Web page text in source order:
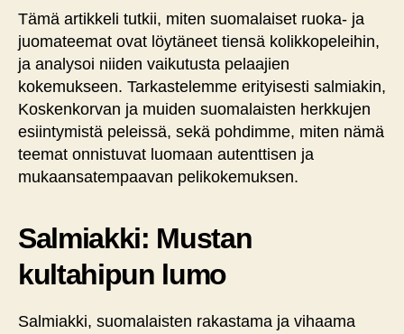
Tämä artikkeli tutkii, miten suomalaiset ruoka- ja
juomateemat ovat löytäneet tiensä kolikkopeleihin,
ja analysoi niiden vaikutusta pelaajien
kokemukseen. Tarkastelemme erityisesti salmiakin,
Koskenkorvan ja muiden suomalaisten herkkujen
esiintymistä peleissä, sekä pohdimme, miten nämä
teemat onnistuvat luomaan autenttisen ja
mukaansatempaavan pelikokemuksen.
Salmiakki: Mustan
kultahipun lumo
Salmiakki, suomalaisten rakastama ja vihaama